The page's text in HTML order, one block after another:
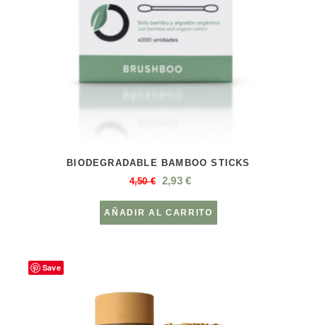
BIODEGRADABLE BAMBOO STICKS
4,50€ 2,93€
AÑADIR AL CARRITO
Save